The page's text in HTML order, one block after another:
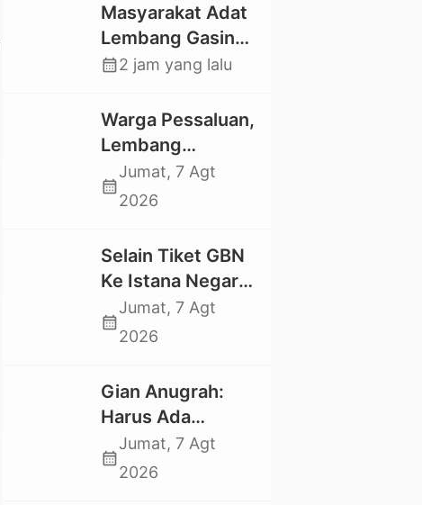
Masyarakat Adat
Lembang Gasing
Mengkendek Usir
yang Rusak
Kawasan Hutan
calendar_month2 jam yang lalu
Warga Pessaluan,
Lembang
Gandangbatu
Swadaya Cor
calendar_month
Jumat, 7 Agt
2026
Selain Tiket GBN
Ke Istana Negara,
Mahasiswa UKI
Toraja Oktavia
Pekan Seni
Mahasiswa
calendar_month
Jumat, 7 Agt
2026
Gian Anugrah:
Harus Ada
Kepastian Hukum
Hilangnya Stoner,
calendar_month
Jumat, 7 Agt
2026